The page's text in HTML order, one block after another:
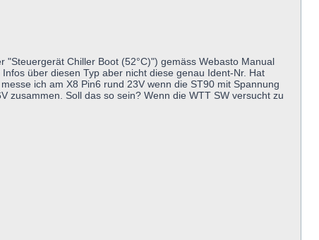
Chiller Boot (52°C)") gemäss Webasto Manual
über diesen Typ aber nicht diese genau Ident-Nr. Hat
ich am X8 Pin6 rund 23V wenn die ST90 mit Spannung
zusammen. Soll das so sein? Wenn die WTT SW versucht zu